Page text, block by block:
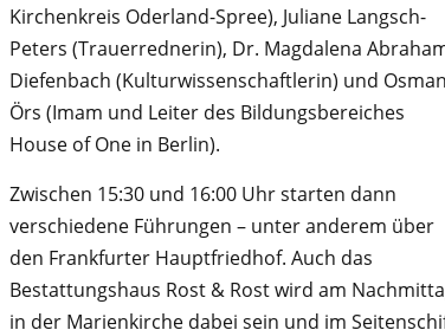
Kirchenkreis Oderland-Spree), Juliane Langsch-
Peters (Trauerrednerin), Dr. Magdalena
Diefenbach (Kulturwissenschaftlerin) und Osman
Örs (Imam und Leiter des Bildungsbereiches
House of One in Berlin).
Zwischen 15:30 und 16:00 Uhr starten dann
verschiedene Führungen – unter anderem über
den Frankfurter Hauptfriedhof. Auch das
Bestattungshaus Rost & Rost wird am
in der Marienkirche dabei sein und im